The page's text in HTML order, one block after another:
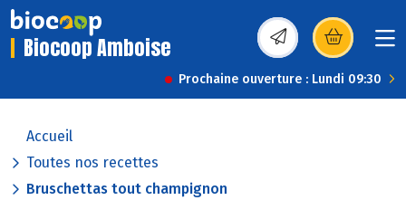
Biocoop Amboise (s’ouvre dans une
Prochaine ouverture : Lundi 09:30
Accueil
Toutes nos recettes
Bruschettas tout champignon